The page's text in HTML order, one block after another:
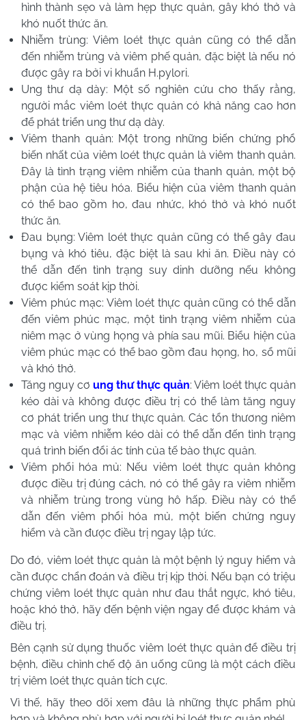
hình thành sẹo và làm hẹp thực quản, gây khó thở và
khó nuốt thức ăn.
Nhiễm trùng: Viêm loét thực quản cũng có thể dẫn
đến nhiễm trùng và viêm phế quản, đặc biệt là nếu nó
được gây ra bởi vi khuẩn H.pylori.
Ung thư dạ dày: Một số nghiên cứu cho thấy rằng,
người mắc viêm loét thực quản có khả năng cao hơn
để phát triển ung thư dạ dày.
Viêm thanh quản: Một trong những biến chứng phổ
biến nhất của viêm loét thực quản là viêm thanh quản.
Đây là tình trạng viêm nhiễm của thanh quản, một bộ
phận của hệ tiêu hóa. Biểu hiện của viêm thanh quản
có thể bao gồm ho, đau nhức, khó thở và khó nuốt
thức ăn.
Đau bụng: Viêm loét thực quản cũng có thể gây đau
bụng và khó tiêu, đặc biệt là sau khi ăn. Điều này có
thể dẫn đến tình trạng suy dinh dưỡng nếu không
được kiểm soát kịp thời.
Viêm phúc mạc: Viêm loét thực quản cũng có thể dẫn
đến viêm phúc mạc, một tình trạng viêm nhiễm của
niêm mạc ở vùng họng và phía sau mũi. Biểu hiện của
viêm phúc mạc có thể bao gồm đau họng, ho, sổ mũi
và khó thở.
Tăng nguy cơ ung thư thực quản: Viêm loét thực quản
kéo dài và không được điều trị có thể làm tăng nguy
cơ phát triển ung thư thực quản. Các tổn thương niêm
mạc và viêm nhiễm kéo dài có thể dẫn đến tình trạng
quá trình biến đổi ác tính của tế bào thực quản.
Viêm phổi hóa mủ: Nếu viêm loét thực quản không
được điều trị đúng cách, nó có thể gây ra viêm nhiễm
và nhiễm trùng trong vùng hô hấp. Điều này có thể
dẫn đến viêm phổi hóa mủ, một biến chứng nguy
hiểm và cần được điều trị ngay lập tức.
Do đó, viêm loét thực quản là một bệnh lý nguy hiểm và
cần được chẩn đoán và điều trị kịp thời. Nếu bạn có triệu
chứng viêm loét thực quản như đau thắt ngực, khó tiêu,
hoặc khó thở, hãy đến bệnh viện ngay để được khám và
điều trị.
Bên cạnh sử dụng thuốc viêm loét thực quản để điều trị
bệnh, điều chỉnh chế độ ăn uống cũng là một cách điều
trị viêm loét thực quản tích cực.
Vì thế, hãy theo dõi xem đâu là những thực phẩm phù